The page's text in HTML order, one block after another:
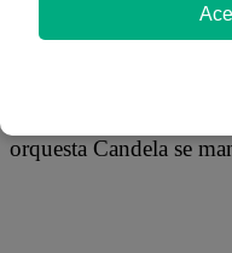
26 de febrero
orquesta Candela se